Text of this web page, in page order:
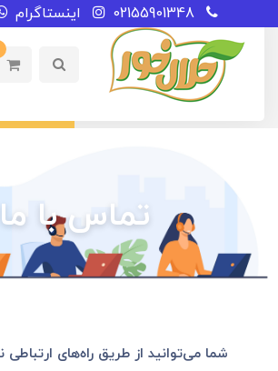
02155901348 اینستاگرام
تماس با ما
شما می‌توانید از طریق راه‌های ارتباطی‌